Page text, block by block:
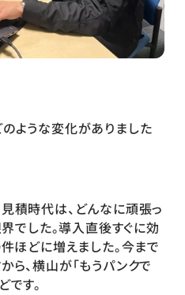
ような変化がありました
積時代は、どんなに頑張っ
でした。導入直後すぐに効
ほどに増えました。今まで
、横山が「もうパンクで
す。